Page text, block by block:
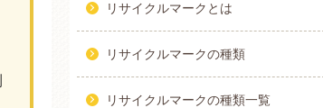
リサイクルマークとは
リサイクルマークの種類
リサイクルマークの種類一覧